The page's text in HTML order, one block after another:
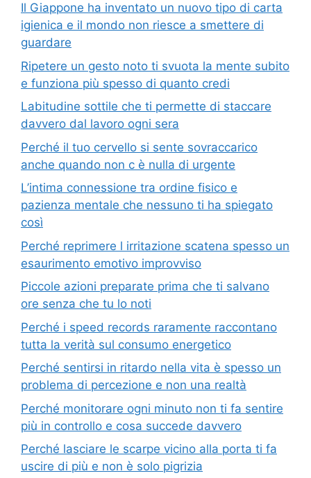
Il Giappone ha inventato un nuovo tipo di carta
igienica e il mondo non riesce a smettere di
guardare
Ripetere un gesto noto ti svuota la mente subito
e funziona più spesso di quanto credi
Labitudine sottile che ti permette di staccare
davvero dal lavoro ogni sera
Perché il tuo cervello si sente sovraccarico
anche quando non c è nulla di urgente
L’intima connessione tra ordine fisico e
pazienza mentale che nessuno ti ha spiegato
così
Perché reprimere l irritazione scatena spesso un
esaurimento emotivo improvviso
Piccole azioni preparate prima che ti salvano
ore senza che tu lo noti
Perché i speed records raramente raccontano
tutta la verità sul consumo energetico
Perché sentirsi in ritardo nella vita è spesso un
problema di percezione e non una realtà
Perché monitorare ogni minuto non ti fa sentire
più in controllo e cosa succede davvero
Perché lasciare le scarpe vicino alla porta ti fa
uscire di più e non è solo pigrizia